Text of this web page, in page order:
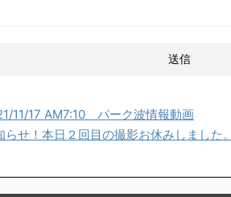
11/17 AM7:10 パーク波情報動画
らせ！本日２回目の撮影お休みしました